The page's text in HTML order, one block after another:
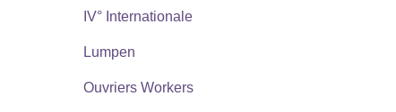
IV° Internationale
Lumpen
Ouvriers Workers